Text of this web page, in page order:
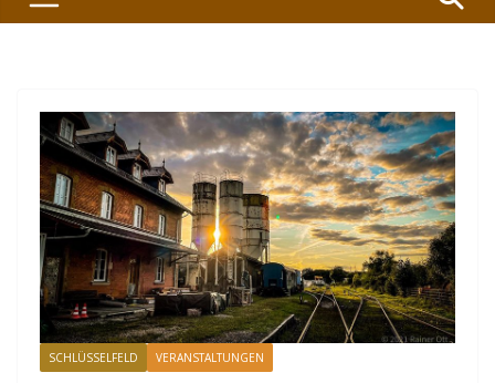
SCHLÜSSELFELD VERANSTALTUNGEN